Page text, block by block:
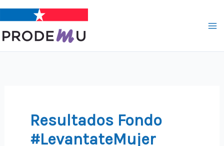
contenido
Resultados Fondo
#LevantateMujer